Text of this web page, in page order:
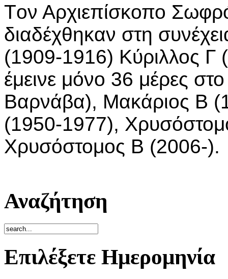
Tον Αρχιεπίσκοπο
διαδέχθηκαν στη
(1909-1916) Κύριλλος Γ
έμεινε μόνο 36 μέρες
Βαρνάβα), Μακάριος Β
(1950-1977),
Χρυσόστομος Β (2006-).
Αναζήτηση
Επιλέξετε Ημερομηνία